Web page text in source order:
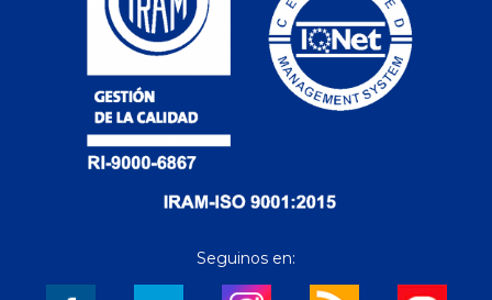
Seguinos en: